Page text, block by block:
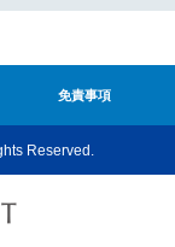
免責事項
Reserved.